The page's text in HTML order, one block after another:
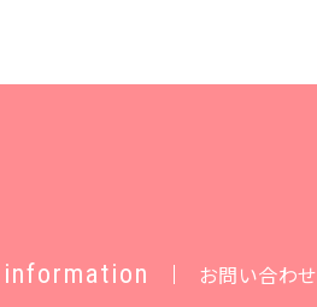
information お問い合わせ